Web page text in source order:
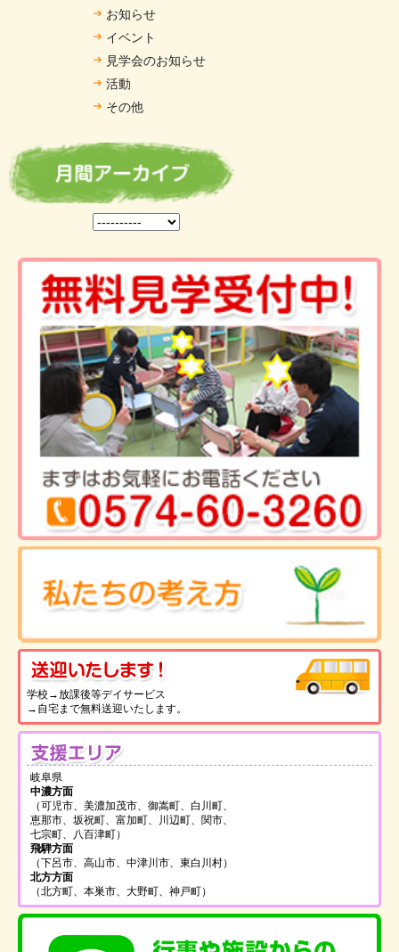
お知らせ
イベント
見学会のお知らせ
活動
その他
学校→放課後等デイサービス
→自宅まで無料送迎いたします。
岐阜県
中濃方面
（可児市、美濃加茂市、御嵩町、白川町、
恵那市、坂祝町、富加町、川辺町、関市、
七宗町、八百津町）
飛騨方面
（下呂市、高山市、中津川市、東白川村）
北方方面
（北方町、本巣市、大野町、神戸町）